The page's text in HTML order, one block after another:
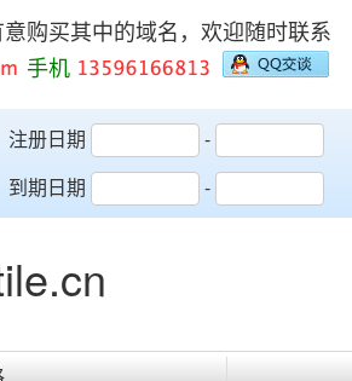
购买其中的域名，欢迎随时联系
手机
注册日期
-
到期日期
-